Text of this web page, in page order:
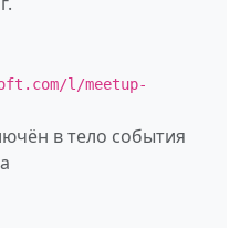
l/meetup-
в тело события